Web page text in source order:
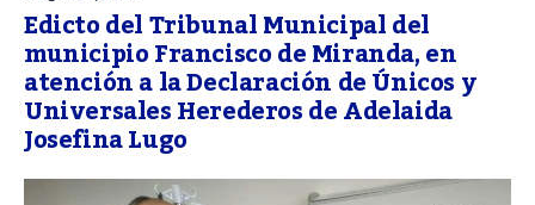
Edicto del Tribunal Municipal del
municipio Francisco de Miranda, en
atención a la Declaración de Únicos y
Universales Herederos de Adelaida
Josefina Lugo